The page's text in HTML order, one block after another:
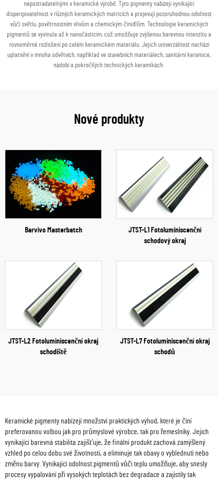
nepostradatelnými v keramické výrobě. Tyto pigmenty nabízejí vynikající
dispergovatelnost v různých keramických matricích a projevují pozoruhodnou odolnost
vůči světlu, povětrnostním vlivům a chemickým činidlům. Technologie keramických
pigmentů se vyvinula až k nanočásticím, což umožňuje zvýšenou barevnou intenzitu a
rovnoměrné rozložení po celém keramickém materiálu. Jejich univerzálnost nachází
uplatnění v mnoha odvětvích, například ve stavebních materiálech, sanitární keramice,
nádobí a pokročilých technických keramikách.
Nové produkty
Barvivo Masterbatch
JTST-L1 Fotoluminiscenční
schodový okraj
JTST-L2 Fotoluminiscenční okraj
schodiště
JTST-L7 Fotoluminiscenční okraj
schodů
Keramické pigmenty nabízejí množství praktických výhod, které je činí
preferovanou volbou jak pro průmyslové výrobce, tak pro řemeslníky. Jejich
vynikající barevná stabilita zajišťuje, že finální produkt zachová zamýšlený
vzhled po celou dobu své životnosti, a eliminuje tak obavy o vyblednutí nebo
změnu barvy. Vynikající odolnost pigmentů vůči teplu umožňuje, aby snesly
procesy vypalování při vysokých teplotách bez degradace a zajistily tak